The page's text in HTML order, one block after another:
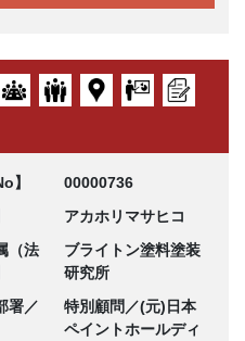
】
00000736
アカホリマサヒコ
（法
ブライトン塗料塗装
研究所
署／
特別顧問／(元)日本
ペイントホールディ